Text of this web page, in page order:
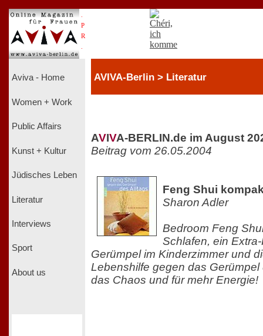
P
R
Aviva - Home
Women + Work
Public Affairs
Kunst + Kultur
Jüdisches Leben
Literatur
Interviews
Sport
About us
AVIVA-Berlin > Literatur
AVIVA-BERLIN.de im August
Beitrag vom 26.05.2004
Feng Shui
Sharon Adler
Bedroom Feng
Schlafen, ein
Gerümpel im Kinderzimmer und
Lebenshilfe gegen das
das Chaos und für mehr Energie!